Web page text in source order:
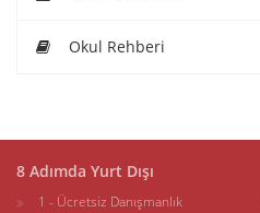
Okul Rehberi
8 Adımda Yurt Dışı
1 - Ücretsiz Danışmanlık